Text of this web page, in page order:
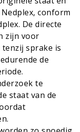
conform
De directe
zijn voor
sprake is
de
te
staat van de